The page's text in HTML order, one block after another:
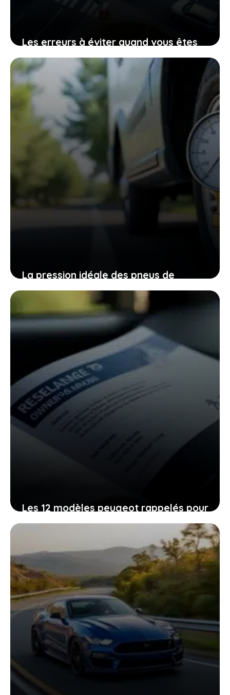
Les erreurs à éviter quand vous êtes
impliqué dans un accident avec
plusieurs voitures
21 janvier 2026
La pression idéale des pneus de
remorque : comment la trouver pour
un trajet serein
19 janvier 2026
Les 12 modèles peugeot rappelés pour
un problème de voyants d’alerte :
comment cela peut vous affecter au
quotidien
19 janvier 2026